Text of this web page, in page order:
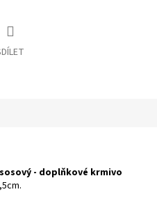
- doplňkové krmivo